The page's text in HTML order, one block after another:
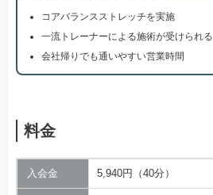
コアバランスストレッチを実施
一流トレーナーによる施術が受けられる
会社帰りでも通いやすい営業時間
料金
入会金 5,940円（40分）